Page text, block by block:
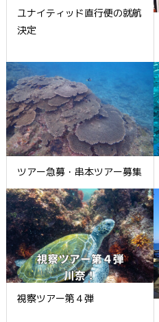
ユナイティッド直行便の就航
決定
ツアー急募・串本ツアー募集
視察ツアー第４弾